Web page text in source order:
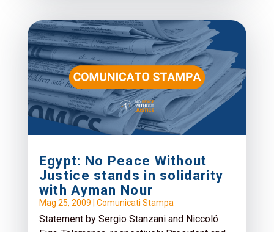
Egypt: No Peace Without
Justice stands in solidarity
with Ayman Nour
Mag 25, 2009 Comunicati Stampa
Statement by Sergio Stanzani and Niccoló